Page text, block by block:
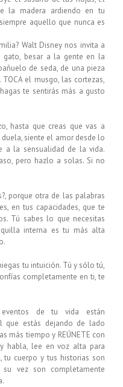
la madera ardiendo en tu
aquello que nunca es
Walt Disney nos invita a
gato, besar a la gente en la
de seda, de una pieza
el musgo, las cortezas,
te sentirás más a gusto
hasta que creas que vas a
siente el amor desde lo
a la sensualidad de la vida.
pero hazlo a solas. Si no
porque otra de las palabras
en tus capacidades, que te
Tú sabes lo que necesitas
interna es tu más alta
tu intuición. Tú y sólo tú,
completamente en ti, te
de tu vida están
que estás dejando de lado
más tiempo y REÚNETE con
habla, lee en voz alta para
tu cuerpo y tus historias son
vez son completamente